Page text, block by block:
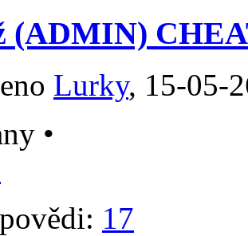
(ADMIN)
Lurky‎, 15-05-
•
17